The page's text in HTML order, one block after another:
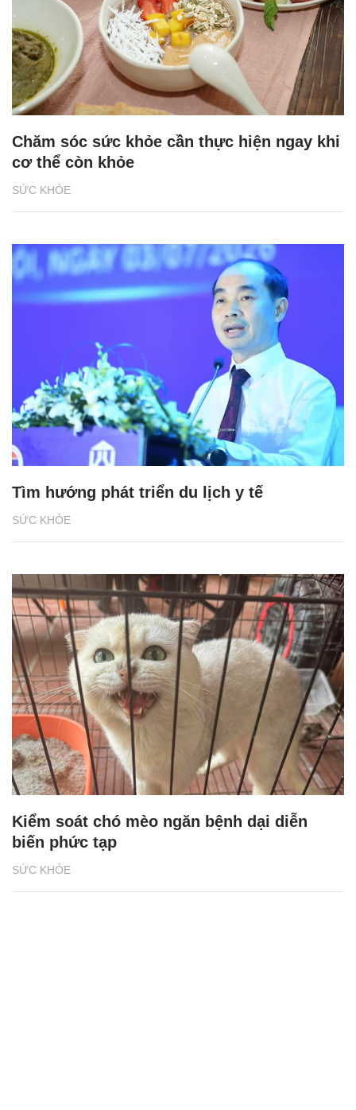
SỨC KHỎE
Chăm sóc sức khỏe cần thực hiện ngay khi
cơ thể còn khỏe
SỨC KHỎE
Tìm hướng phát triển du lịch y tế
SỨC KHỎE
Kiểm soát chó mèo ngăn bệnh dại diễn
biến phức tạp